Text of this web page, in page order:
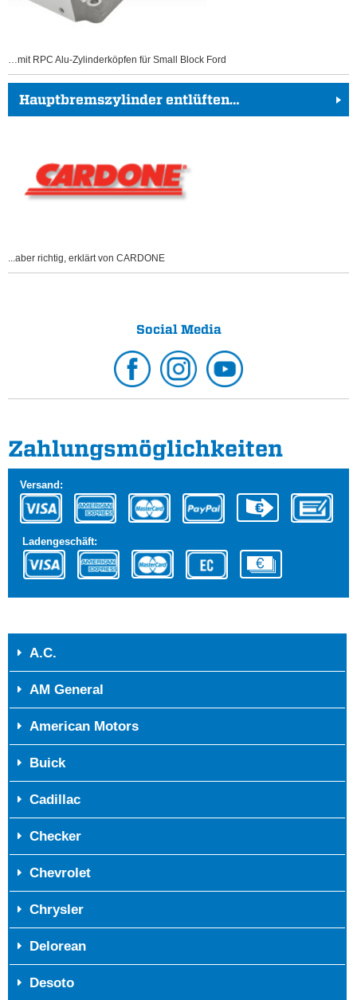
…mit RPC Alu-Zylinderköpfen für Small Block Ford
Hauptbremszylinder entlüften…
...aber richtig, erklärt von CARDONE
Social Media
Zahlungs­möglichkeiten
Versand:
Ladengeschäft:
A.C.
AM General
American Motors
Buick
Cadillac
Checker
Chevrolet
Chrysler
Delorean
Desoto